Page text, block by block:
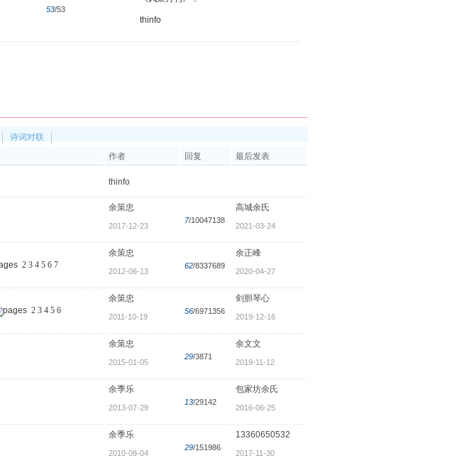
53/53
thinfo
诗词对联
作者 回复 最后发表
thinfo
余策忠
2017-12-23
7/10047138
高城余氏
2021-03-24
2 3 4 5 6 7
余策忠
2012-06-13
62/8337689
余正峰
2020-04-27
2 3 4 5 6
余策忠
2011-10-19
56/6971356
剑胆琴心
2019-12-16
余策忠
2015-01-05
29/3871
余文文
2019-11-12
余季乐
2013-07-29
13/29142
包家坊余氏
2016-06-25
余季乐
2010-08-04
29/151986
13360650532
2017-11-30